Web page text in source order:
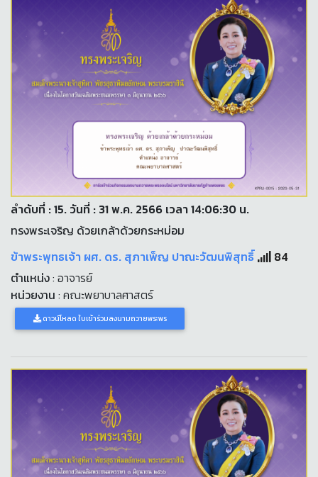
ลำดับที่ : 15. วันที่ : 31 พ.ค. 2566 เวลา 14:06:30 น.
ทรงพระเจริญ ด้วยเกล้าด้วยกระหม่อม
ข้าพระพุทธเจ้า ผศ. ดร. สุภาเพ็ญ ปาณะวัฒนพิสุทธิ์
84
ตำแหน่ง: อาจารย์
หน่วยงาน : คณะพยาบาลศาสตร์
ดาวน์โหลด ใบเข้าร่วมลงนามถวายพระพร